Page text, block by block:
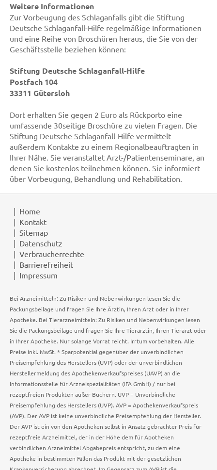
Weitere Informationen
Zur Vorbeugung des Schlaganfalls gibt die Stiftung
Deutsche Schlaganfall-Hilfe regelmäßige Informationen
und eine Reihe von Broschüren heraus, die Sie von der
Geschäftsstelle beziehen können:
Stiftung Deutsche Schlaganfall-Hilfe
Postfach 104
33311 Gütersloh
Dort erhalten Sie gegen 2 Euro als Rückporto eine
umfassende 30seitige Broschüre zu vielen Fragen. Die
Stiftung Deutsche Schlaganfall-Hilfe vermittelt
außerdem Kontakte zu einem Regionalbeauftragten in
Ihrer Nähe. Sie veranstaltet Arzt-/Patientenseminare, an
denen Sie kostenlos teilnehmen können. Sie informiert
über Vorbeugung, Behandlung und Rehabilitation.
Home
Kontakt
Sitemap
Datenschutz
Verbraucherrechte
Barrierefreiheit
Impressum
Bei Arzneimitteln: Zu Risiken und Nebenwirkungen lesen Sie die
Packungsbeilage und fragen Sie Ihre Ärztin, Ihren Arzt oder in Ihrer
Apotheke. Bei Tierarzneimitteln: Zu Risiken und Nebenwirkungen lesen
Sie die Packungsbeilage und fragen Sie Ihre Tierärztin, Ihren Tierarzt oder
in Ihrer Apotheke. Nur solange Vorrat reicht. Irrtum vorbehalten. Alle
Preise inkl. MwSt. * Sparpotential gegenüber der unverbindlichen
Preisempfehlung des Herstellers (UVP) oder der unverbindlichen
Herstellermeldung des Apothekenverkaufspreises (UAVP) an die
Informationsstelle für Arzneispezialitäten (IFA GmbH) / nur bei
rezeptfreien Produkten außer Büchern. UVP = Unverbindliche
Preisempfehlung des Herstellers (UVP). AVP = Apothekenverkaufspreis
(AVP). Der AVP ist keine unverbindliche Preisempfehlung der Hersteller.
Der AVP ist ein von den Apotheken selbst in Ansatz gebrachter Preis für
rezeptfreie Arzneimittel, der in der Höhe dem für Apotheken
verbindlichen Arzneimittel Abgabepreis entspricht, zu dem eine
Apotheke in bestimmten Fällen das Produkt mit der gesetzlichen